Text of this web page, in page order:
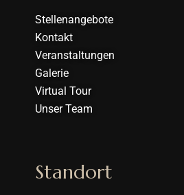
Stellenangebote
Kontakt
Veranstaltungen
Galerie
Virtual Tour
Unser Team
Standort